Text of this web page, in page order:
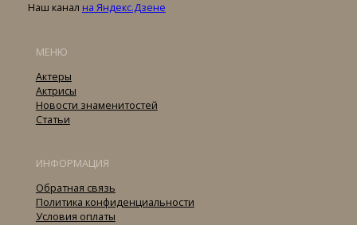
Наш канал на Яндекс.Дзене
МЕНЮ
Актеры
Актрисы
Новости знаменитостей
Статьи
ИНФОРМАЦИЯ
Обратная связь
Политика конфиденциальности
Условия оплаты